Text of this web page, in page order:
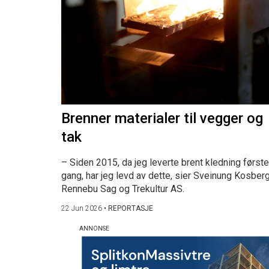
Brenner materialer til vegger og
tak
– Siden 2015, da jeg leverte brent kledning første
gang, har jeg levd av dette, sier Sveinung
Rennebu Sag og Trekultur AS.
22 Jun 2026 • REPORTASJE